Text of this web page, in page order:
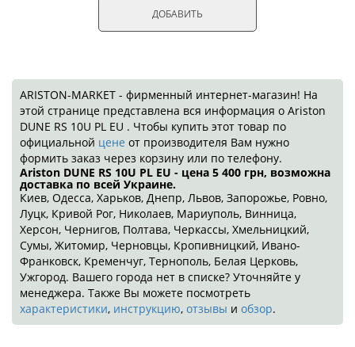
ДОБАВИТЬ
ARISTON-MARKET - фирменный интернет-магазин! На
этой странице представлена вся информация о Ariston
DUNE RS 10U PL EU . Чтобы купить этот товар по
официальной цене от производителя Вам нужно
формить заказ через корзину или по телефону.
Ariston DUNE RS 10U PL EU - цена 5 400 грн, возможна
доставка по всей Украине.
Киев, Одесса, Харьков, Днепр, Львов, Запорожье, Ровно,
Луцк, Кривой Рог, Николаев, Мариуполь, Винница,
Херсон, Чернигов, Полтава, Черкассы, Хмельницкий,
Сумы, Житомир, Черновцы, Кропивницкий, Ивано-
Франковск, Кременчуг, Тернополь, Белая Церковь,
Ужгород. Вашего города нет в списке? Уточняйте у
менеджера. Также Вы можете посмотреть
характеристики, инструкцию, отзывы и обзор.